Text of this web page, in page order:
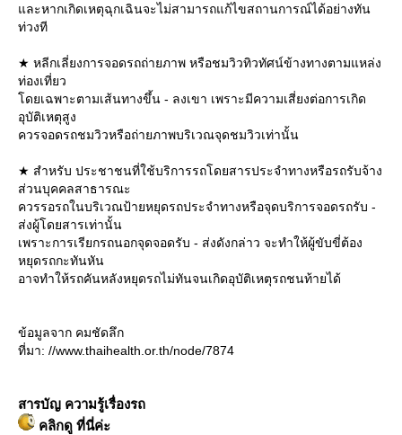
ละหากเกิดเหตุฉุกเฉินจะไม่สามารถแก้ไขสถานการณ์ได้อย่างทัน
ท่วงที
★ หลีกเลี่ยงการจอดรถถ่ายภาพ หรือชมวิวทิวทัศน์ข้างทางตามแหล่ง
ท่องเที่ยว
ดยเฉพาะตามเส้นทางขึ้น - ลงเขา เพราะมีความเสี่ยงต่อการเกิด
อุบัติเหตุสูง
ควรจอดรถชมวิวหรือถ่ายภาพบริเวณจุดชมวิวเท่านั้น
★ สำหรับ ประชาชนที่ใช้บริการรถโดยสารประจำทางหรือรถรับจ้าง
ส่วนบุคคลสาธารณะ
ควรรอรถในบริเวณป้ายหยุดรถประจำทางหรือจุดบริการจอดรถรับ -
ส่งผู้โดยสารเท่านั้น
เพราะการเรียกรถนอกจุดจอดรับ - ส่งดังกล่าว จะทำให้ผู้ขับขี่ต้อง
หยุดรถกะทันหัน
อาจทำให้รถคันหลังหยุดรถไม่ทันจนเกิดอุบัติเหตุรถชนท้ายได้
ข้อมูลจาก คมชัดลึก
ที่มา: //www.thaihealth.or.th/node/7874
สารบัญ ความรู้เรื่องรถ
คลิกดู ที่นี่ค่ะ